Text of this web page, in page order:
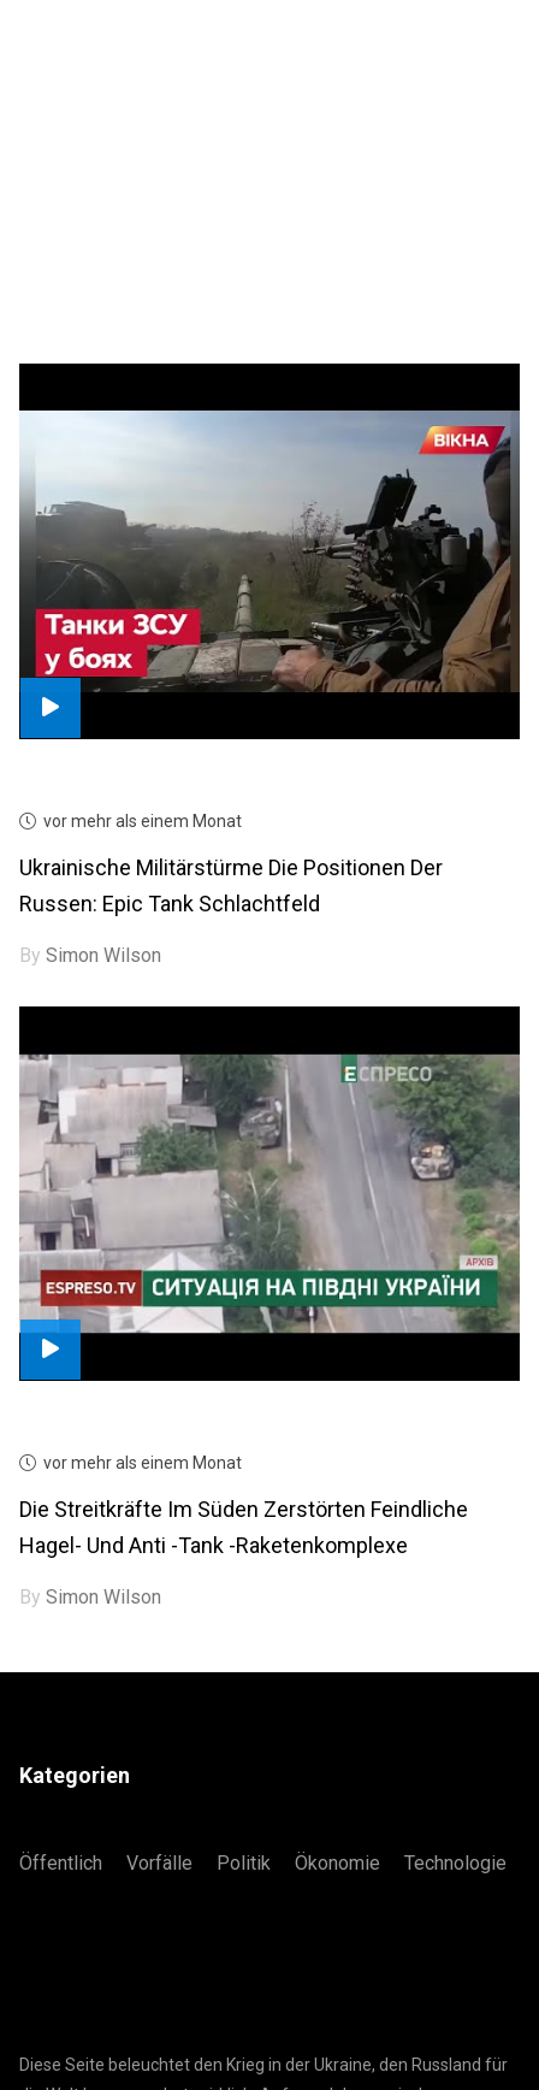
vor mehr als einem Monat
Ukrainische Militärstürme Die Positionen Der
Russen: Epic Tank Schlachtfeld
BySimon Wilson
vor mehr als einem Monat
Die Streitkräfte Im Süden Zerstörten Feindliche
Hagel- Und Anti -Tank -Raketenkomplexe
BySimon Wilson
Kategorien
Öffentlich Vorfälle Politik Ökonomie Technologie
Diese Seite beleuchtet den Krieg in der Ukraine, den Russland für